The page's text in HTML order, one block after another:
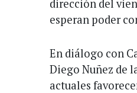
dirección del
esperan poder
En diálogo con
Diego Nuñez de
actuales